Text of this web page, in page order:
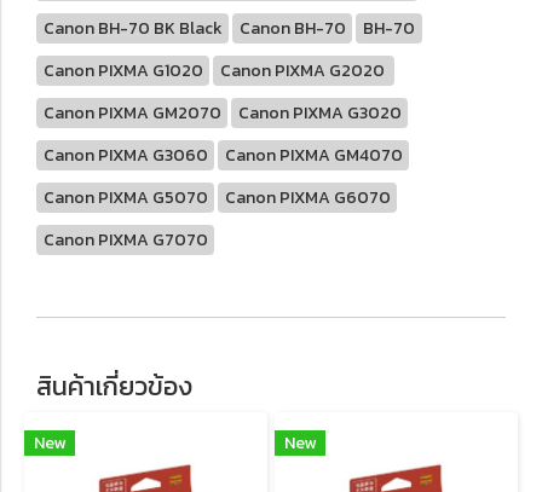
Canon BH-70 BK Black
Canon BH-70
BH-70
Canon PIXMA G1020
Canon PIXMA G2020
Canon PIXMA GM2070
Canon PIXMA G3020
Canon PIXMA G3060
Canon PIXMA GM4070
Canon PIXMA G5070
Canon PIXMA G6070
Canon PIXMA G7070
สินค้าเกี่ยวข้อง
New New